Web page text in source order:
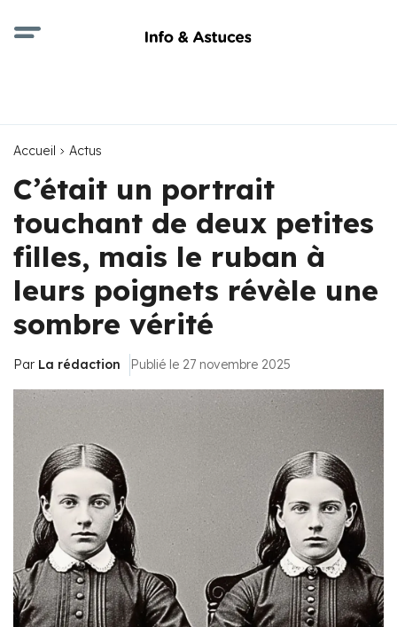
Accueil Actus
C’était un portrait
touchant de deux petites
filles, mais le ruban à
leurs poignets révèle une
sombre vérité
Par La rédaction Publié le 27 novembre 2025